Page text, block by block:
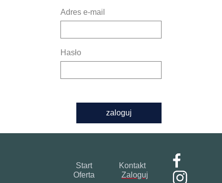
Adres e-mail
Hasło
zaloguj
Start
Kontakt
Oferta
Zaloguj